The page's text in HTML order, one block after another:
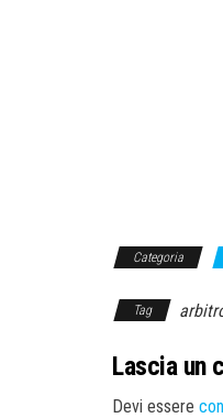
Categoria
Tag
Lascia un
Devi essere